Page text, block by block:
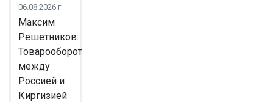
06.08.2026 г
Максим
Решетников:
Товарооборот
между
Россией и
Киргизией